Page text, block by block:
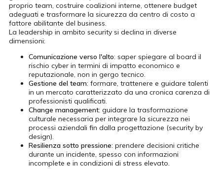
proprio team, costruire coalizioni interne, ottenere budget
adeguati e trasformare la sicurezza da centro di costo a
fattore abilitante del business.
La leadership in ambito security si declina in diverse
dimensioni:
Comunicazione verso l'alto: saper spiegare al board il
rischio cyber in termini di impatto economico e
reputazionale, non in gergo tecnico.
Gestione del team: formare, trattenere e guidare talenti
in un mercato caratterizzato da una cronica carenza di
professionisti qualificati.
Change management: guidare la trasformazione
culturale necessaria per integrare la sicurezza nei
processi aziendali fin dalla progettazione (security by
design).
Resilienza sotto pressione: prendere decisioni critiche
durante un incidente, spesso con informazioni
incomplete e in condizioni di stress elevato.